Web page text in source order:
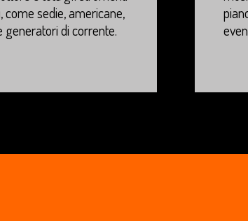
come sedie, americane,
generatori di corrente.